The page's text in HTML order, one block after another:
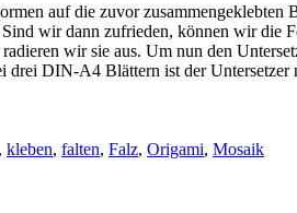
auf die zuvor
wir dann zufrieden, können wir
wir sie aus. Um nun den
DIN-A4 Blättern ist der
, kleben, falten, Falz, Origami, Mosaik